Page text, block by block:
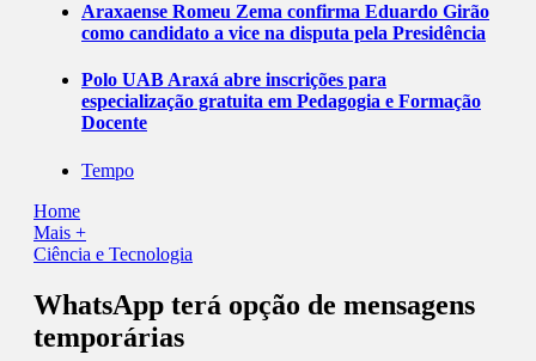
Araxaense Romeu Zema confirma Eduardo Girão
como candidato a vice na disputa pela Presidência
Polo UAB Araxá abre inscrições para
especialização gratuita em Pedagogia e Formação
Docente
Tempo
Home
Mais +
Ciência e Tecnologia
WhatsApp terá opção de mensagens
temporárias